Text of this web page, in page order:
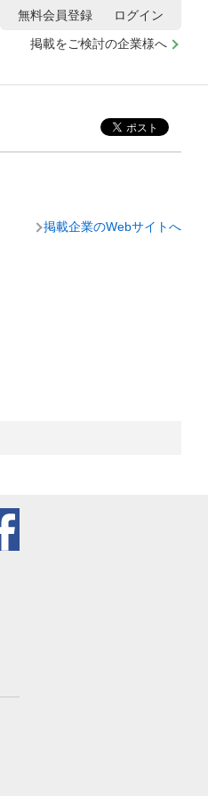
掲載をご検討の企業様へ
無料会員登録 ログイン
掲載企業のWebサイトへ